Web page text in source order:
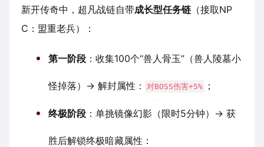
新开传奇中，超凡战链自带成长型任务链 （接取NP
C：盟重老兵）：
第一阶段 ：收集100个“兽人骨玉”（兽人陵墓小
怪掉落）→ 解封属性： 对BOSS伤害+5% ；
终极阶段 ：单挑镜像幻影（限时5分钟）→ 获
胜后解锁终极暗藏属性：